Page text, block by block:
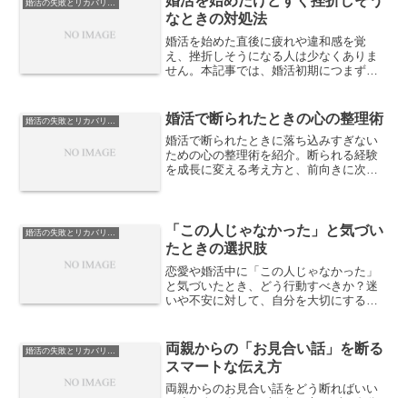
婚活の失敗とリカバリー戦略
なときの対処法
婚活を始めた直後に疲れや違和感を覚
え、挫折しそうになる人は少なくありま
せん。本記事では、婚活初期につまずき
ます。
婚活で断られたときの心の整理術
婚活で断られたときに落ち込みすぎない
ための心の整理術を紹介。断られる経験
を成長に変える考え方と、前向きに次へ
婚活の失敗とリカバリー戦略
「この人じゃなかった」と気づい
たときの選択肢
恋愛や婚活中に「この人じゃなかった」
と気づいたとき、どう行動すべきか？迷
いや不安に対して、自分を大切にするた
両親からの「お見合い話」を断る
スマートな伝え方
両親からのお見合い話をどう断ればいい